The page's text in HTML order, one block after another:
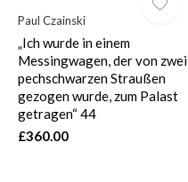
Paul Czainski
„Ich wurde in einem
Messingwagen, der von zwei
pechschwarzen Straußen
gezogen wurde, zum Palast
getragen“ 44
£360.00